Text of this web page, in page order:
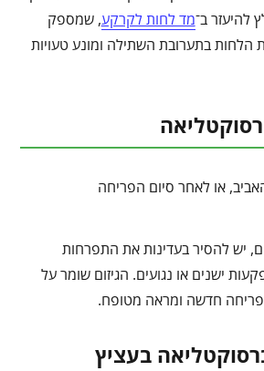
להיעזר ב־מד לחות לקרקע, שמספק
הלחות בתערובת השתילה ומונע טעויות
או לאחר סיום הפריחה
יש להסיר בעדינות את התפרחות
ישנים או נגועים. הגיזום שומר על
חדשה ומראה מטופח.
בעציץ